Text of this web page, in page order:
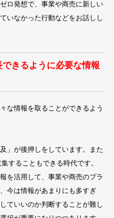
ロ発想で、事業や商売に新しい
いなかった行動などをお話しし
きるように必要な情報
な情報を取ることができるよう
」が後押しをしています。また
することもできる時代です。
を活用して、事業や商売のプラ
今は情報があまりにも多すぎ
ていいのか判断することが難し